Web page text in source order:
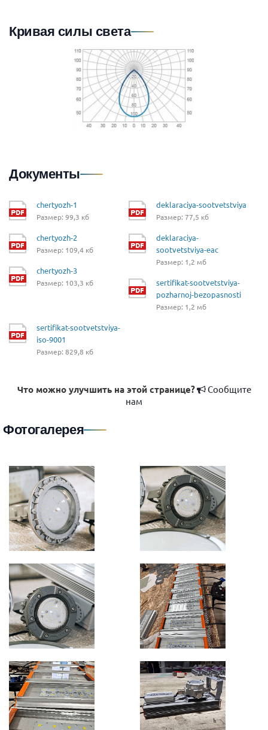
Кривая силы света
Документы
chertyozh-1
Размер: 99,3 кб
chertyozh-2
Размер: 109,4 кб
chertyozh-3
Размер: 103,3 кб
deklaraciya-sootvetstviya
Размер: 77,5 кб
deklaraciya-
sootvetstviya-eac
Размер: 1,2 мб
sertifikat-sootvetstviya-
pozharnoj-bezopasnosti
Размер: 1,2 мб
sertifikat-sootvetstviya-
iso-9001
Размер: 829,8 кб
Что можно улучшить на этой странице?
Сообщите
нам
Фотогалерея